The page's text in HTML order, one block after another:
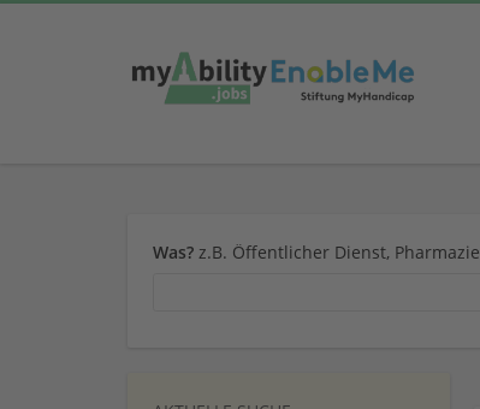
Was? z.B. Öffentlicher Dienst, Pharmazie